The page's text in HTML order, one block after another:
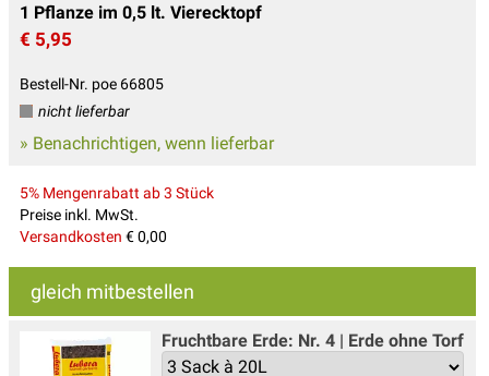
1 Pflanze im 0,5 lt. Vierecktopf
€ 5,95
Bestell-Nr. poe 66805
nicht lieferbar
» Benachrichtigen, wenn lieferbar
5% Mengenrabatt ab 3 Stück
Preise inkl. MwSt.
Versandkosten € 0,00
gleich mitbestellen
Fruchtbare Erde: Nr. 4 | Erde ohne Torf